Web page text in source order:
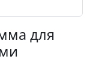
для